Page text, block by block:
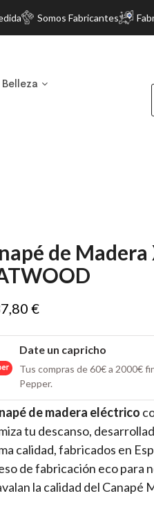
Somos Fabricantes
de
€
Date un capricho
Tus compras de 60€ a 2000€
Pepper.
de madera eléctrico
tu descanso,
calidad, fabricados en
de fabricación eco para
la calidad del